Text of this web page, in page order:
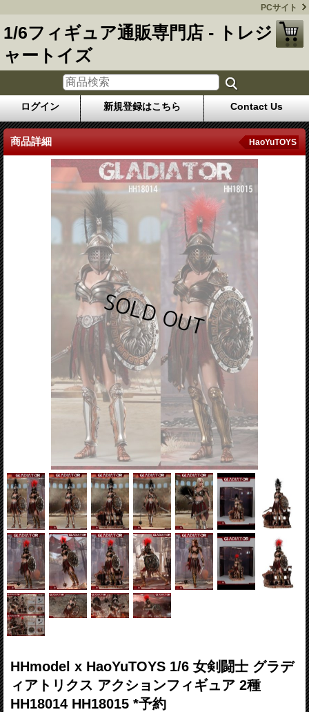
PCサイト
1/6フィギュア通販専門店 - トレジ
ャートイズ
ログイン 新規登録はこちら Contact Us
商品詳細 HaoYuTOYS
HHmodel x HaoYuTOYS 1/6 女剣闘士 グラデ
ィアトリクス アクションフィギュア 2種
HH18014 HH18015 *予約